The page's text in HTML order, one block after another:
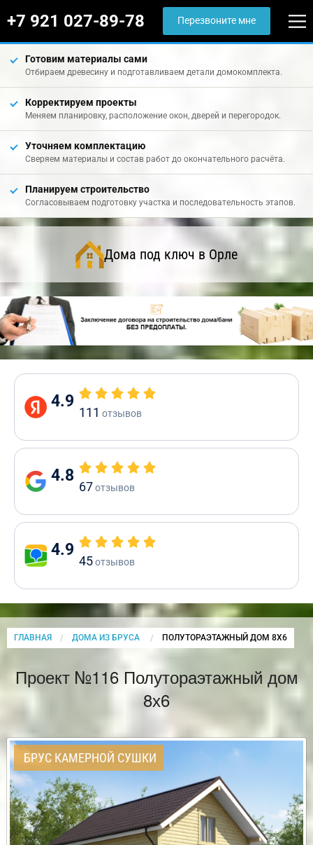
+7 921 027-89-78 Перезвоните мне
Готовим материалы сами
Отбираем древесину и подготавливаем детали домокомплекта.
Корректируем проекты
Меняем планировку, расположение окон, дверей и перегородок.
Уточняем комплектацию
Сверяем материалы и состав работ до окончательного расчёта.
Планируем строительство
Согласовываем подготовку участка и последовательность этапов.
Дома под ключ в Орле
4.9
111 отзывов
4.8
67отзывов
4.9
45отзывов
ГЛАВНАЯ ДОМА ИЗ БРУСА CURRENT:
ПОЛУТОРАЭТАЖНЫЙ ДОМ 8Х6
Проект №116 Полутораэтажный дом
8х6
БРУС КАМЕРНОЙ СУШКИ